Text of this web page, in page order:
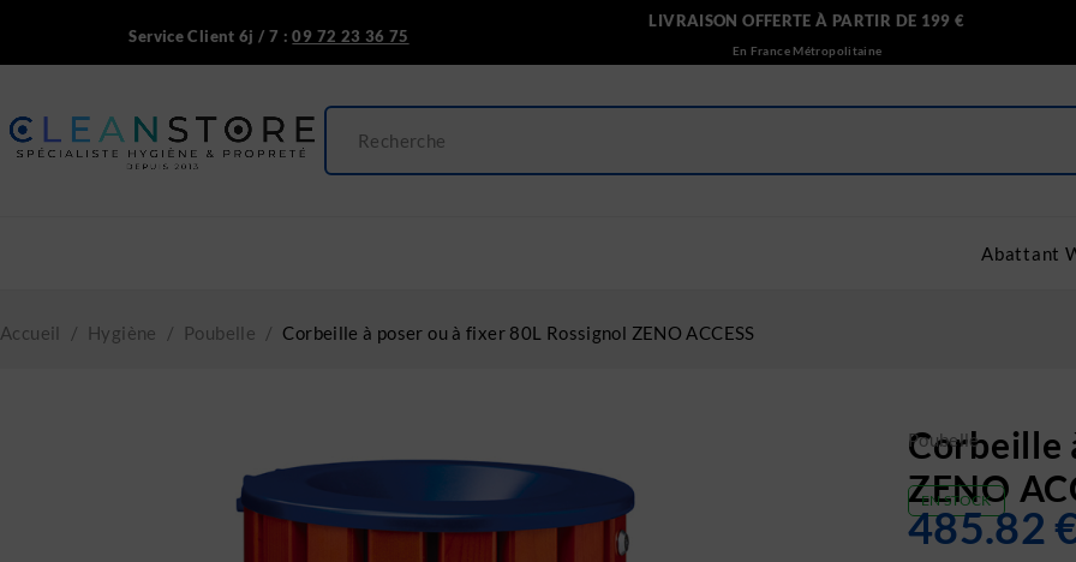
Service Client 6j / 7 :09 72 23 36 75
LIVRAISON OFFERTE À PARTIR DE 199 €
En France Métropolitaine
Abattant
Accueil / Hygiène / Poubelle / Corbeille à poser ou à fixer 80L Rossignol ZENO ACCESS
Poubelle
Corbeille
ZENO
EN STOCK
485.82